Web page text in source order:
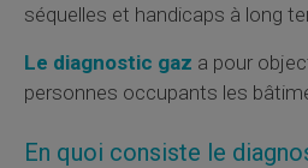
séquelles et handicaps à long
Le diagnostic gaz a pour
personnes occupants les
En quoi consiste le